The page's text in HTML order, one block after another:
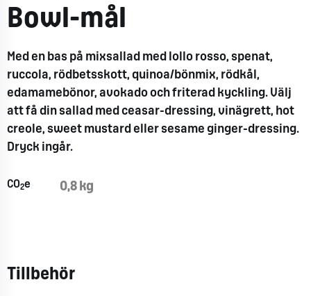
Bowl-mål
Med en bas på mixsallad med lollo rosso, spenat,
ruccola, rödbetsskott, quinoa/bönmix, rödkål ,
edamamebönor, avokado och friterad kyckling. Välj
att få din sallad med ceasar-dressing, vinägrett, hot
creole, sweet mustard ellersesame ginger-dressing.
Dryck ingår.
CO2e 0,8 kg
Tillbehör